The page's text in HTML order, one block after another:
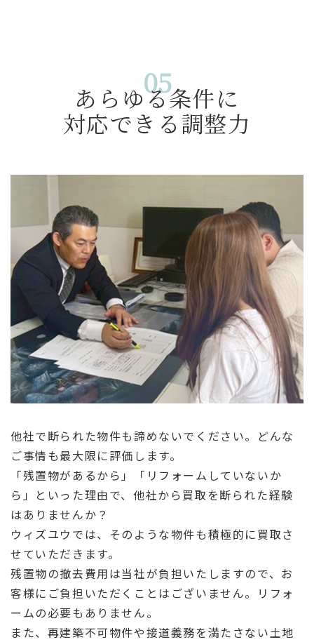
あらゆる条件に
対応できる調整力
05
他社で断られた物件も諦めないでください。どんな
ご事情も最大限に評価します。
「残置物があるから」「リフォームしていないか
ら」といった理由で、他社から買取を断られた経験
はありませんか？
ウィズユウでは、そのような物件も積極的に買取さ
せていただきます。
残置物の撤去費用は当社が負担いたしますので、お
客様にご負担いただくことはございません。リフォ
ームの必要もありません。
また、再建築不可物件や接道義務を満たさない土地